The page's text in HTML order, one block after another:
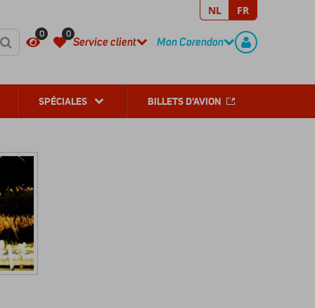
0 0
Service client
CONTACT
Mon Corendon
REGISTERNL FR
SPÉCIALES BILLETS D'AVION